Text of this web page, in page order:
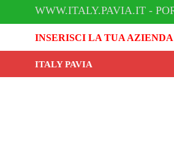
WWW.ITALY.PAVIA.IT -
INSERISCI LA TUA AZIENDA
ITALY PAVIA